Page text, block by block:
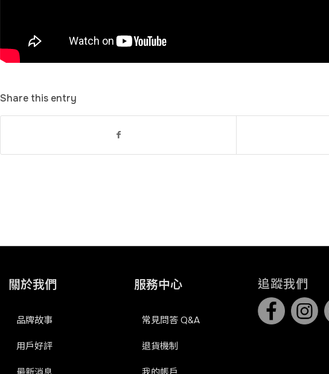
Share this entry
關於我們
品牌故事
用戶好評
服務中心
常見問答 Q&A
退貨機制
追蹤我們